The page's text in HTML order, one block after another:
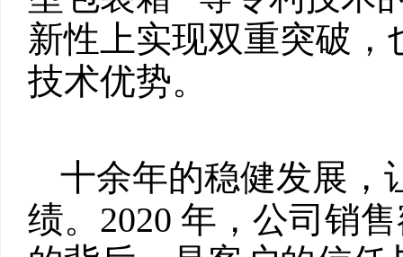
新性上实现双重突破
技术优势。
十余年的稳健发展，
绩。2020 年，公司销